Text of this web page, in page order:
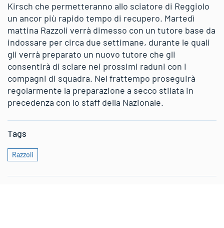
Kirsch che permetteranno allo sciatore di Reggiolo
un ancor più rapido tempo di recupero. Martedì
mattina Razzoli verrà dimesso con un tutore base da
indossare per circa due settimane, durante le quali
gli verrà preparato un nuovo tutore che gli
consentirà di sciare nei prossimi raduni con i
compagni di squadra. Nel frattempo proseguirà
regolarmente la preparazione a secco stilata in
precedenza con lo staff della Nazionale.
Tags
Razzoli